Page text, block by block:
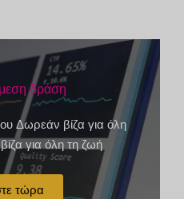
δράση
Δωρεάν βίζα για όλη
για όλη τη ζωή
τώρα